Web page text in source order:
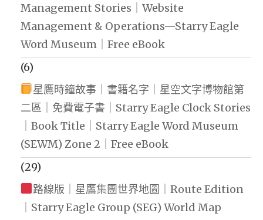
Management Stories｜Website
Management & Operations—Starry Eagle
Word Museum｜Free eBook
(6)
星鷹時鐘故事｜書籍名字｜星空文字博物館第
二區｜免費電子書｜Starry Eagle Clock Stories
｜Book Title｜Starry Eagle Word Museum
(SEWM) Zone 2｜Free eBook
(29)
路線版｜星鷹集團世界地圖｜Route Edition
｜Starry Eagle Group (SEG) World Map